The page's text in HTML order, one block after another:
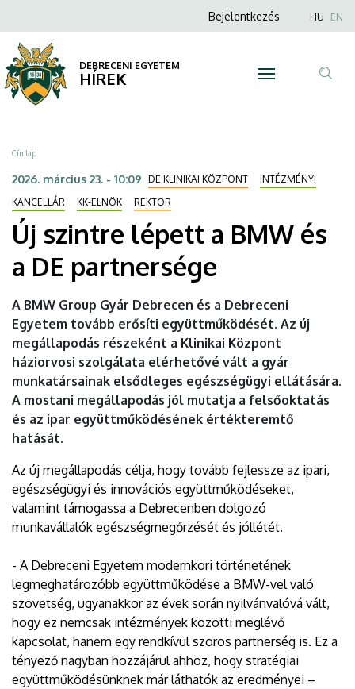
szintre
lépett
BMW
és
a
DE
partnersége
DEBRECENI
EGYETEM
a
tartalomra
Anonim
menüje
Bejelentkezés HU EN
DEBRECENI EGYETEM
HÍREK
Morzsa
Címlap
2026. március 23. - 10:09 DE KLINIKAI KÖZPONT
INTÉZMÉNYI
KANCELLÁR
KK-ELNÖK REKTOR
Új szintre lépett a BMW és
a DE partnersége
A BMW Group Gyár Debrecen és a Debreceni
Egyetem tovább erősíti együttműködését. Az új
megállapodás részeként a Klinikai Központ
háziorvosi szolgálata elérhetővé vált a gyár
munkatársainak elsődleges egészségügyi ellátására.
A mostani megállapodás jól mutatja a felsőoktatás
és az ipar együttműködésének értékteremtő
hatását.
Az új megállapodás célja, hogy tovább fejlessze az ipari,
egészségügyi és innovációs együttműködéseket,
valamint támogassa a Debrecenben dolgozó
munkavállalók egészségmegőrzését és jóllétét.
- A Debreceni Egyetem modernkori történetének
legmeghatározóbb együttműködése a BMW-vel való
szövetség, ugyanakkor az évek során nyilvánvalóvá vált,
hogy ez nemcsak intézmények közötti meglévő
kapcsolat, hanem egy rendkívül szoros partnerség is. Ez a
tényező nagyban hozzájárul ahhoz, hogy stratégiai
együttműködésünknek már láthatók az eredményei –